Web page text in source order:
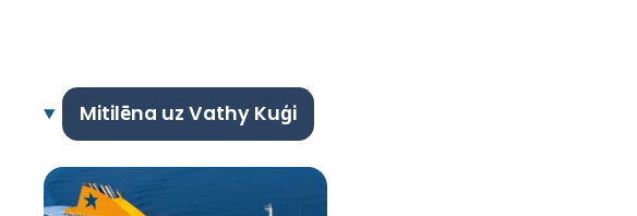
Mitilēna uz Vathy Kuģi